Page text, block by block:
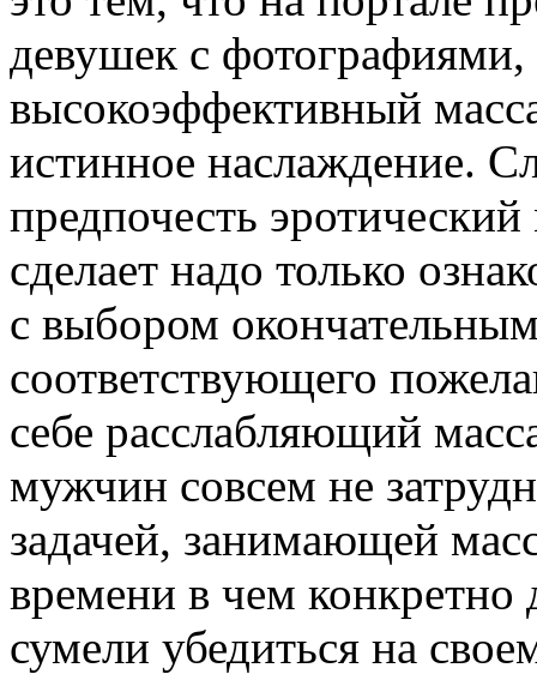
девушек с
высокоэффективный
истинное наслаждение.
предпочесть
сделает надо только
с выбором
соответствующего
себе расслабляющий
мужчин совсем не
задачей, занимающей
времени в чем конкретно
сумели убедиться на